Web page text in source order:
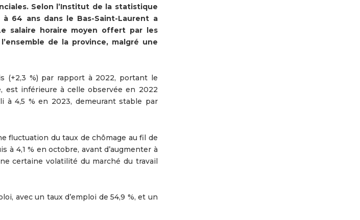
Selon l’Institut de la statistique
64 ans dans le Bas-Saint-Laurent a
salaire horaire moyen offert par les
de la province, malgré une
(+2,3 %) par rapport à 2022, portant le
est inférieure à celle observée en 2022
à 4,5 % en 2023, demeurant stable par
fluctuation du taux de chômage au fil de
à 4,1 % en octobre, avant d’augmenter à
certaine volatilité du marché du travail
avec un taux d’emploi de 54,9 %, et un